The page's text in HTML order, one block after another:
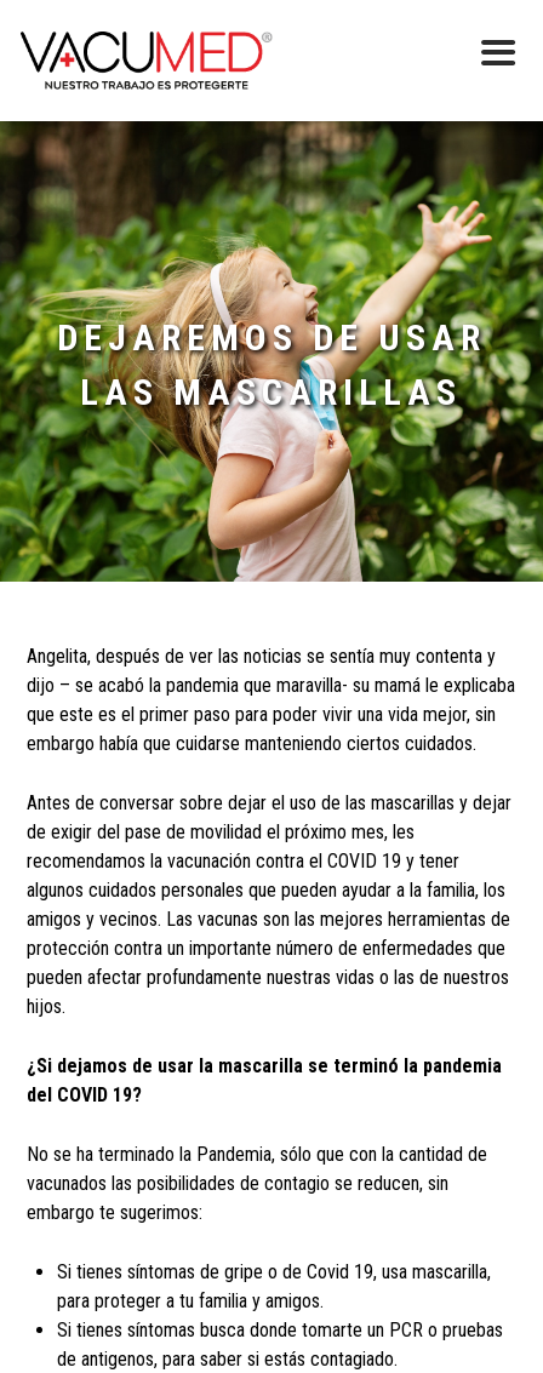
DEJAREMOS DE USAR
LAS MASCARILLAS
Angelita, después de ver las noticias se sentía muy contenta y
dijo – se acabó la pandemia que maravilla- su mamá le explicaba
que este es el primer paso para poder vivir una vida mejor, sin
embargo había que cuidarse manteniendo ciertos cuidados.
Antes de conversar sobre dejar el uso de las mascarillas y dejar
de exigir del pase de movilidad el próximo mes, les
recomendamos la vacunación contra el COVID 19 y tener
algunos cuidados personales que pueden ayudar a la familia, los
amigos y vecinos. Las vacunas son las mejores herramientas de
protección contra un importante número de enfermedades que
pueden afectar profundamente nuestras vidas o las de nuestros
hijos.
¿Si dejamos de usar la mascarilla se terminó la pandemia
del COVID 19?
No se ha terminado la Pandemia, sólo que con la cantidad de
vacunados las posibilidades de contagio se reducen, sin
embargo te sugerimos:
Si tienes síntomas de gripe o de Covid 19, usa mascarilla,
para proteger a tu familia y amigos.
Si tienes síntomas busca donde tomarte un PCR o pruebas
de antigenos, para saber si estás contagiado.